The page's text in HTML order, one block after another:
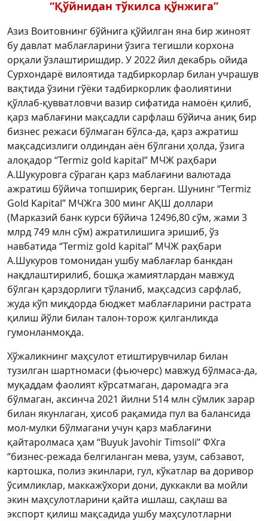
“Қўйнидан тўкилса қўнжига”
Азиз Воитовнинг бўйнига қўйилган яна бир жиноят
бу давлат маблағларини ўзига тегишли корхона
орқали ўзлаштиришдир. У 2022 йил декабрь ойида
Сурхондарё вилоятида тадбиркорлар билан учрашув
вақтида ўзини гўёки тадбиркорлик фаолиятини
қўллаб-қувватловчи вазир сифатида намоён қилиб,
қарз маблағини мақсадли сарфлаш бўйича аниқ бир
бизнес режаси бўлмаган бўлса-да, қарз ажратиш
мақсадсизлиги олдиндан аён бўлгани ҳолда, ўзига
алоқадор “Termiz gold kapital” МЧЖ раҳбари
А.Шукуровга сўраган қарз маблағини валютада
ажратиш бўйича топшириқ берган. Шунинг “Termiz
Gold Kapital” МЧЖга 300 минг АҚШ доллари
(Марказий банк курси бўйича 12496,80 сўм, жами 3
млрд 749 млн сўм) ажратилишига эришиб, ўз
навбатида “Termiz gold kapital” МЧЖ раҳбари
А.Шукуров томонидан ушбу маблағлар банкдан
нақдлаштирилиб, бошқа жамиятлардан мавжуд
бўлган қарздорлиги тўланиб, мақсадсиз сарфлаб,
жуда кўп миқдорда бюджет маблағларини растрата
қилиш йўли билан талон-торож қилганликда
гумонланмоқда.
Хўжаликнинг маҳсулот етиштирувчилар билан
тузилган шартномаси (фьючерс) мавжуд бўлмаса-да,
муқаддам фаолият кўрсатмаган, даромадга эга
бўлмаган, аксинча 2021 йилни 514 млн сўмлик зарар
билан якунлаган, ҳисоб рақамида пул ва балансида
мол-мулки бўлмагани учун қарз маблағини
қайтаролмаса ҳам “Buyuk Javohir Timsoli” ФХга
“бизнес-режада белгиланган мева, узум, сабзавот,
картошка, полиз экинлари, гул, кўкатлар ва доривор
ўсимликлар, маккажўхори дони, дуккакли ва мойли
экин маҳсулотларини қайта ишлаш, сақлаш ва
экспорт қилиш мақсадида ушбу маҳсулотларни